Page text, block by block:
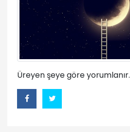
Üreyen şeye göre yorumlanır.